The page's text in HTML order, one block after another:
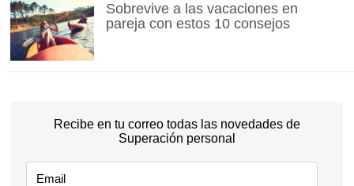
Sobrevive a las vacaciones en
pareja con estos 10 consejos